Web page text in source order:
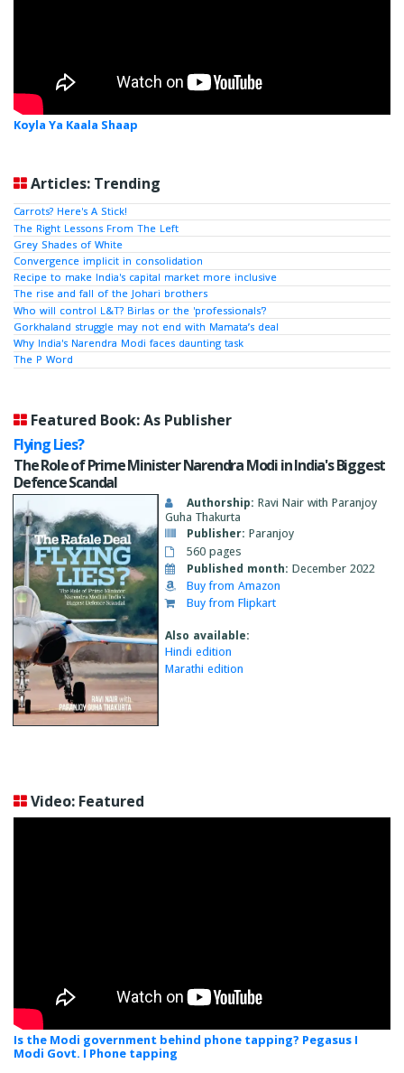
Koyla Ya Kaala Shaap
Articles: Trending
Carrots? Here's A Stick!
The Right Lessons From The Left
Grey Shades of White
Convergence implicit in consolidation
Recipe to make India's capital market more inclusive
The rise and fall of the Johari brothers
Who will control L&T? Birlas or the 'professionals'?
Gorkhaland struggle may not end with Mamata’s deal
Why India's Narendra Modi faces daunting task
The P Word
Featured Book: As Publisher
Flying Lies?
The Role of Prime Minister Narendra Modi in India's Biggest
Defence Scandal
Authorship: Ravi Nair with Paranjoy
Guha Thakurta
Publisher: Paranjoy
560 pages
Published month: December 2022
Buy from Amazon
Buy from Flipkart
Also available:
Hindi edition
Marathi edition
Video: Featured
Is the Modi government behind phone tapping? Pegasus I
Modi Govt. I Phone tapping